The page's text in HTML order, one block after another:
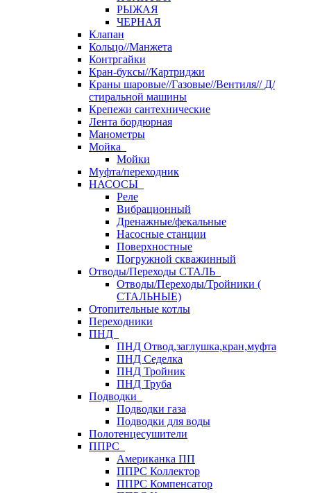
РЫЖАЯ
ЧЕРНАЯ
Клапан
Кольцо//Манжета
Контргайки
Кран-буксы//Картриджи
Краны шаровые//Газовые//Вентиля// Д/
стиральной машины
Крепежи сантехнические
Лента бордюрная
Манометры
Мойка
Мойки
Муфта/переходник
НАСОСЫ
Реле
Вибрационный
Дренажные/фекальные
Насосные станции
Поверхностные
Погружной скважинный
Отводы/Переходы СТАЛЬ
Отводы/Переходы/Тройники (
СТАЛЬНЫЕ)
Отопительные котлы
Переходники
ПНД
ПНД Отвод,заглушка,кран,муфта
ПНД Седелка
ПНД Тройник
ПНД Труба
Подводки
Подводки газа
Подводки для воды
Полотенцесушители
ППРС
Американка ПП
ППРС Коллектор
ППРС Компенсатор